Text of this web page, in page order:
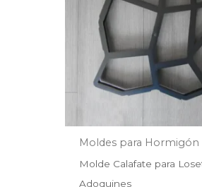
Moldes para Hormigón
Molde Calafate para
Adoquines